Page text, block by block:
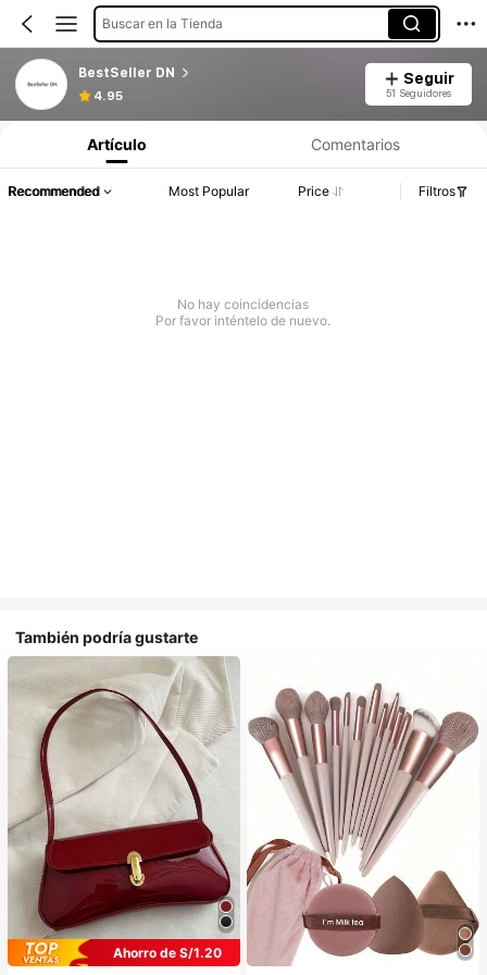
Buscar en la Tienda
BestSeller DN
4.95
Seguir
51 Seguidores
Artículo Comentarios
Recommended Most Popular Price Filtros
No hay coincidencias
Por favor inténtelo de nuevo.
También podría gustarte
Ahorro de S/1.20